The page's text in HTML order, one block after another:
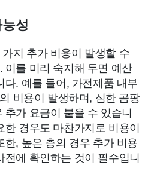
성
지 추가 비용이 발생할 수
이를 미리 숙지해 두면 예산
다. 예를 들어, 가전제품 내부
비용이 발생하며, 심한 곰팡
추가 요금이 붙을 수 있습니
한 경우도 마찬가지로 비용이
한, 높은 층의 경우 추가 비용
전에 확인하는 것이 필수입니